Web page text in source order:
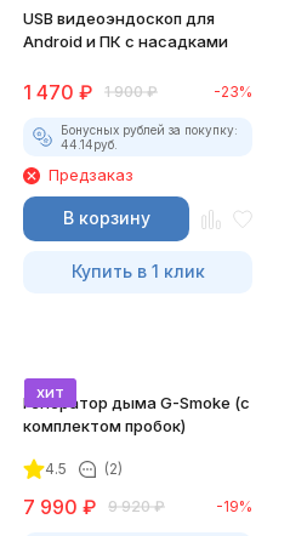
USB видеоэндоскоп для
Android и ПК с насадками
1 470 ₽ 1 900 ₽ -23%
Бонусных рублей за покупку:
44.14руб.
Предзаказ
В корзину
Купить в 1 клик
хит
Генератор дыма G-Smoke (c
комплектом пробок)
4.5 (2)
7 990 ₽ 9 920 ₽ -19%